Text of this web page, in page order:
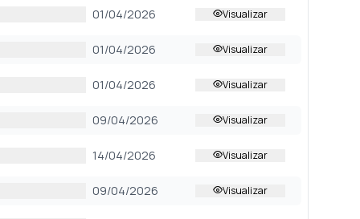
01/04/2026 Visualizar
01/04/2026 Visualizar
01/04/2026 Visualizar
09/04/2026 Visualizar
14/04/2026 Visualizar
09/04/2026 Visualizar